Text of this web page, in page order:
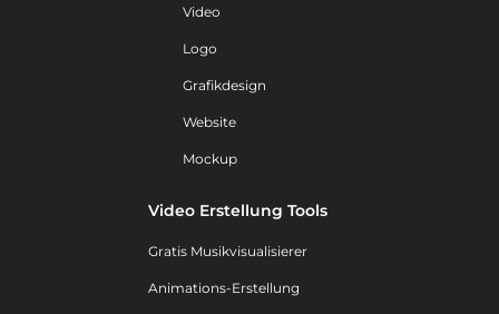
Video
Logo
Grafikdesign
Website
Mockup
Video Erstellung Tools
Gratis Musikvisualisierer
Animations-Erstellung